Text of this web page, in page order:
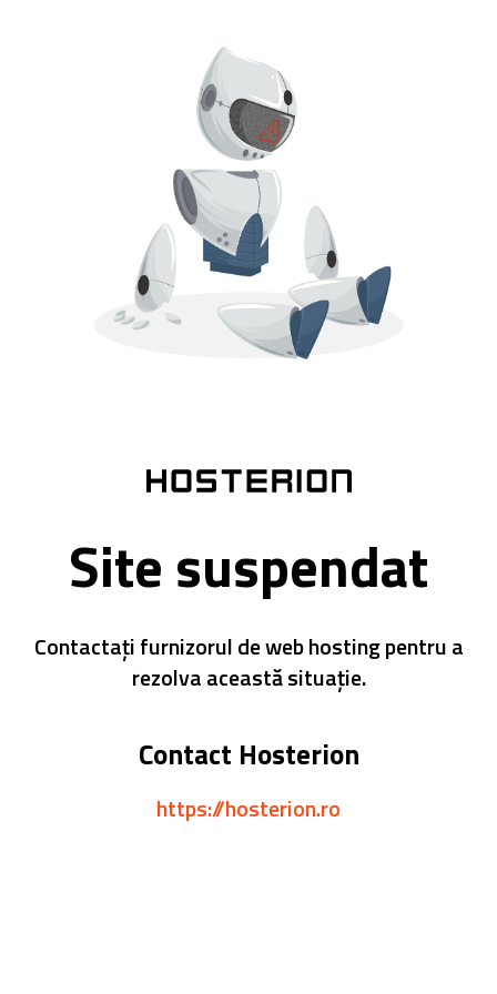
Site suspendat
Contactați furnizorul de web hosting pentru a
rezolva această situație.
Contact Hosterion
https://hosterion.ro